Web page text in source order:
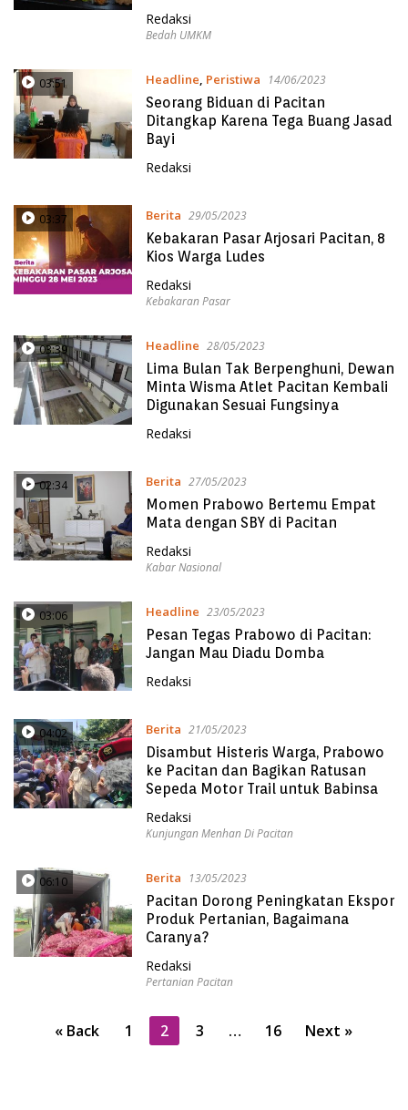
Redaksi
Bedah UMKM
03:51 Headline, Peristiwa 14/06/2023
Seorang Biduan di Pacitan
Ditangkap Karena Tega Buang Jasad
Bayi
Redaksi
03:37 Berita 29/05/2023
Kebakaran Pasar Arjosari Pacitan, 8
Kios Warga Ludes
Redaksi
Kebakaran Pasar
03:39 Headline 28/05/2023
Lima Bulan Tak Berpenghuni, Dewan
Minta Wisma Atlet Pacitan Kembali
Digunakan Sesuai Fungsinya
Redaksi
02:34 Berita 27/05/2023
Momen Prabowo Bertemu Empat
Mata dengan SBY di Pacitan
Redaksi
Kabar Nasional
03:06 Headline 23/05/2023
Pesan Tegas Prabowo di Pacitan:
Jangan Mau Diadu Domba
Redaksi
04:02 Berita 21/05/2023
Disambut Histeris Warga, Prabowo
ke Pacitan dan Bagikan Ratusan
Sepeda Motor Trail untuk Babinsa
Redaksi
Kunjungan Menhan Di Pacitan
06:10 Berita 13/05/2023
Pacitan Dorong Peningkatan Ekspor
Produk Pertanian, Bagaimana
Caranya?
Redaksi
Pertanian Pacitan
« Back 1 2 3 … 16 Next »